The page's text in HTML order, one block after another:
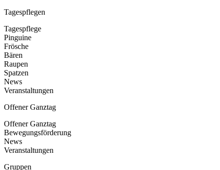
Tagespflegen
Tagespflege
Pinguine
Frösche
Bären
Raupen
Spatzen
News
Veranstaltungen
Offener Ganztag
Offener Ganztag
Bewegungsförderung
News
Veranstaltungen
Gruppen